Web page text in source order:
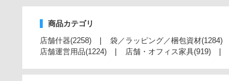
商品カテゴリ
店舗什器(2258) 袋／ラッピング／梱包資材(1284)
店舗運営用品(1224) 店舗・オフィス家具(919)